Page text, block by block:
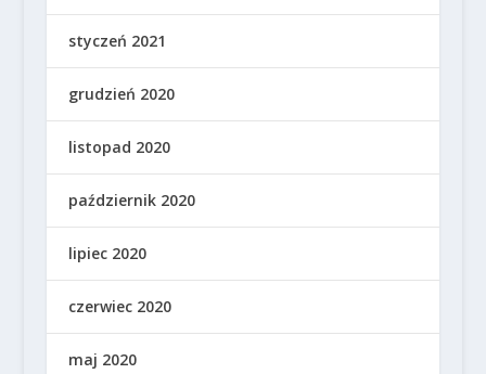
styczeń 2021
grudzień 2020
listopad 2020
październik 2020
lipiec 2020
czerwiec 2020
maj 2020